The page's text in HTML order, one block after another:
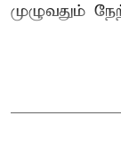
முழுவதும்